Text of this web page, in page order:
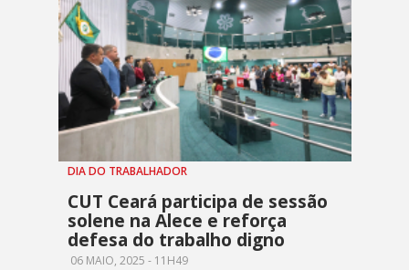
DIA DO TRABALHADOR
CUT Ceará participa de sessão
solene na Alece e reforça
defesa do trabalho digno
06 MAIO, 2025 - 11H49